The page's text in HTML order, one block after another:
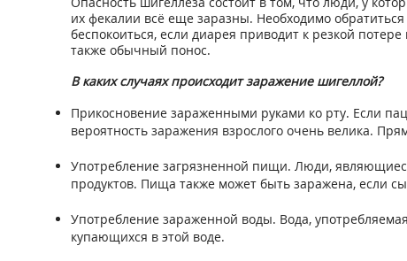
их фекалии всё еще заразны. Необходимо
беспокоиться, если диарея приводит к резкой
также обычный понос.
В каких случаях происходит заражение шигеллой?
Прикосновение зараженными руками ко рту. Если
вероятность заражения взрослого очень велика.
Употребление загрязненной пищи. Люди,
продуктов. Пища также может быть заражена, если
Употребление зараженной воды. Вода,
купающихся в этой воде.